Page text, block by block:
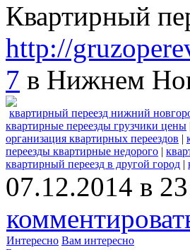
Квартирный
http://
7 в Нижнем
квартирный переезд нижний
квартирные переезды грузчики цены
организация квартирных переездов |
переезды квартирные недорого |
квартирный переезд в другой город |
07.12.2014 в
Интересно Вам интересно